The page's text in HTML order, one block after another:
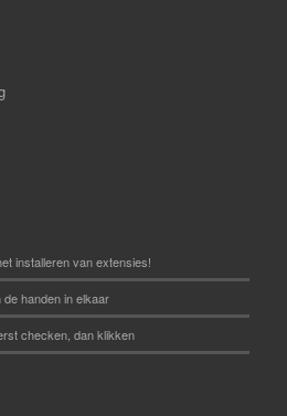
installeren van extensies!
handen in elkaar
checken, dan klikken